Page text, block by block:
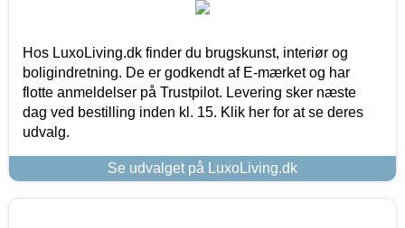
Hos LuxoLiving.dk finder du brugskunst, interiør og
boligindretning. De er godkendt af E-mærket og har
flotte anmeldelser på Trustpilot. Levering sker næste
dag ved bestilling inden kl. 15. Klik her for at se deres
udvalg.
Se udvalget på LuxoLiving.dk